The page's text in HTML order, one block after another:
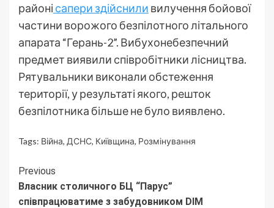
районі сапери здійснили вилучення бойової
частини ворожого безпілотного літального
апарата “Герань-2”. Вибухонебезпечний
предмет виявили співробітники лісництва.
Рятувальники виконали обстеження
території, у результаті якого, решток
безпілотника більше не було виявлено.
Tags: Війна, ДСНС, Київщина, Розмінування
Continue
Reading
Previous
Власник столичного БЦ “Парус”
співпрацюватиме з забудовником DIM